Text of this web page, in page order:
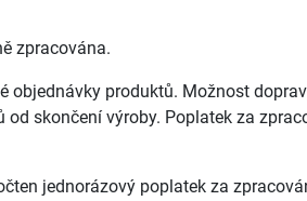
zpracována.
produktů. Možnost
skončení výroby. Poplatek za
jednorázový poplatek za